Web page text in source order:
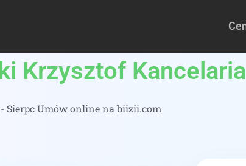
Krzysztof
Sierpc Umów online na biizii.com